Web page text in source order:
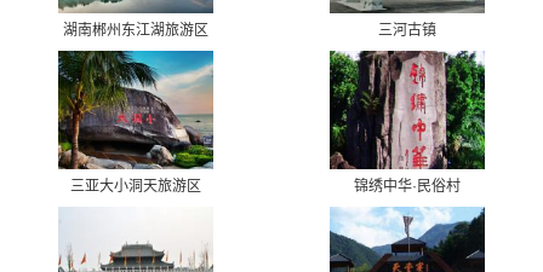
湖南郴州东江湖旅游区 三河古镇
三亚大小洞天旅游区 锦绣中华·民俗村